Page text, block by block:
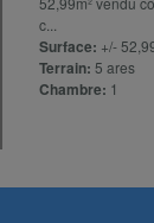
c...
Surface: +/-
Terrain: 5 ares
Chambre: 1